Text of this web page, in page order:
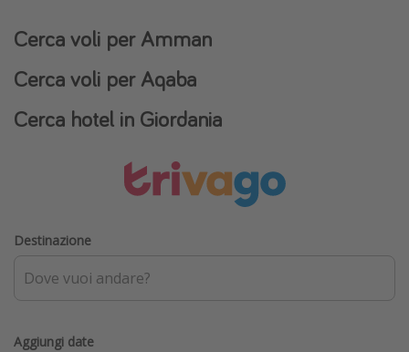
Cerca voli per Amman
Cerca voli per Aqaba
Cerca hotel in Giordania
Destinazione
Aggiungi date